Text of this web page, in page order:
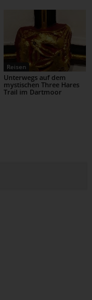
Reisen
Unterwegs auf dem
mystischen Three Hares
Trail im Dartmoor